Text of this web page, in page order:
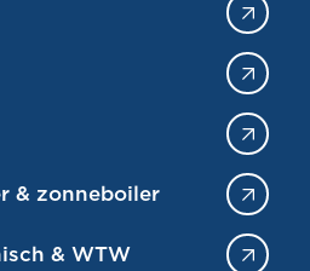
& zonneboiler
& WTW